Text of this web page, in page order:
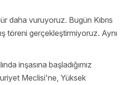
daha vuruyoruz. Bugün Kıbrıs
töreni gerçekleştirmiyoruz. Aynı
inşasına başladığımız
Meclisi'ne, Yüksek